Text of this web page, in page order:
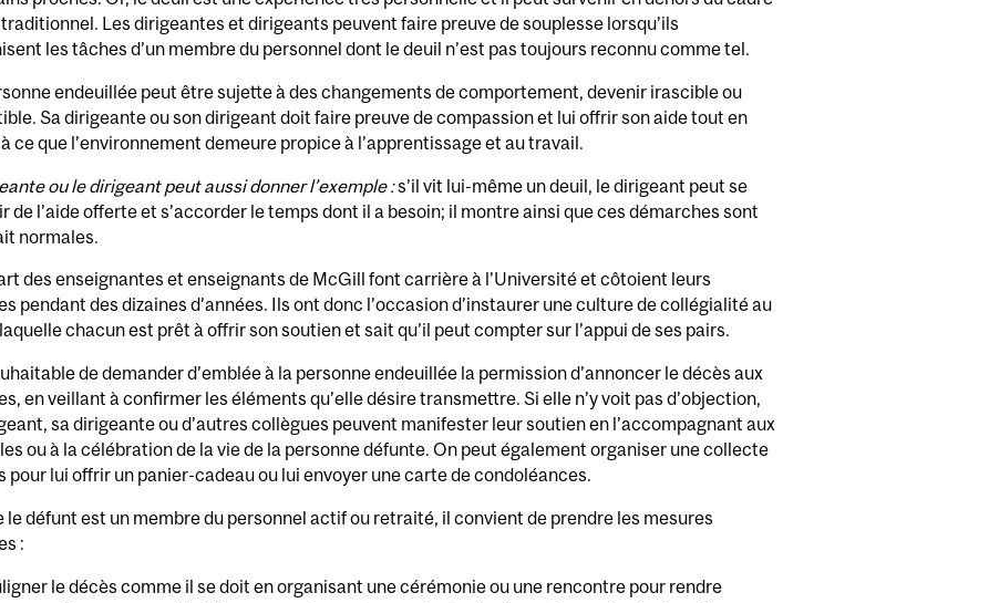
Les dirigeantes et dirigeants peuvent faire preuve de souplesse lorsqu’ils
les tâches d’un membre du personnel dont le deuil n’est pas toujours reconnu comme tel.
endeuillée peut être sujette à des changements de comportement, devenir irascible ou
Sa dirigeante ou son dirigeant doit faire preuve de compassion et lui offrir son aide tout en
ce que l’environnement demeure propice à l’apprentissage et au travail.
ou le dirigeant peut aussi donner l’exemple :s’il vit lui-même un deuil, le dirigeant peut se
de l’aide offerte et s’accorder le temps dont il a besoin; il montre ainsi que ces démarches sont
normales.
des enseignantes et enseignants de McGill font carrière à l’Université et côtoient leurs
pendant des dizaines d’années. Ils ont donc l’occasion d’instaurer une culture de collégialité au
chacun est prêt à offrir son soutien et sait qu’il peut compter sur l’appui de ses pairs.
de demander d’emblée à la personne endeuillée la permission d’annoncer le décès aux
en veillant à confirmer les éléments qu’elle désire transmettre. Si elle n’y voit pas d’objection,
sa dirigeante ou d’autres collègues peuvent manifester leur soutien en l’accompagnant aux
ou à la célébration de la vie de la personne défunte. On peut également organiser une collecte
pour lui offrir un panier-cadeau ou lui envoyer une carte de condoléances.
le défunt est un membre du personnel actif ou retraité, il convient de prendre les mesures
:
le décès comme il se doit en organisant une cérémonie ou une rencontre pour rendre